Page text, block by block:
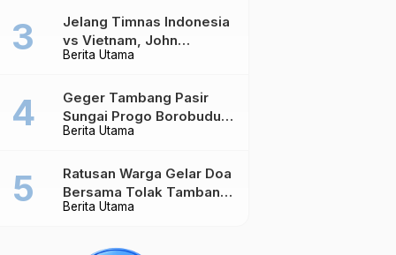
Berita Utama
Jelang Timnas Indonesia
vs Vietnam, John
Herdman Ungkap Hal
Berita Utama
Geger Tambang Pasir
Sungai Progo Borobudur,
Warga Sambeng Hentikan
Berita Utama
Ratusan Warga Gelar Doa
Bersama Tolak Tambang
Pasir di Sungai Progo